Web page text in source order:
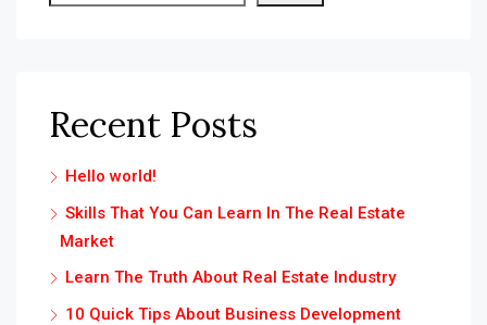
Recent Posts
Hello world!
Skills That You Can Learn In The Real Estate
Market
Learn The Truth About Real Estate Industry
10 Quick Tips About Business Development